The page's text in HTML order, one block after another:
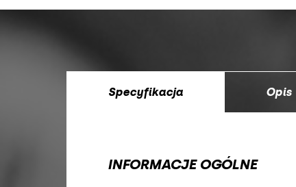
Specyfikacja Opis
INFORMACJE OGÓLNE